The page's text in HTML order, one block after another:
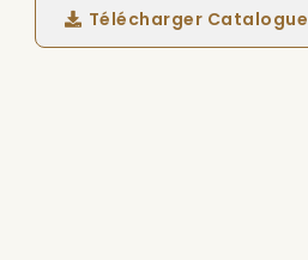
Télécharger Catalogue